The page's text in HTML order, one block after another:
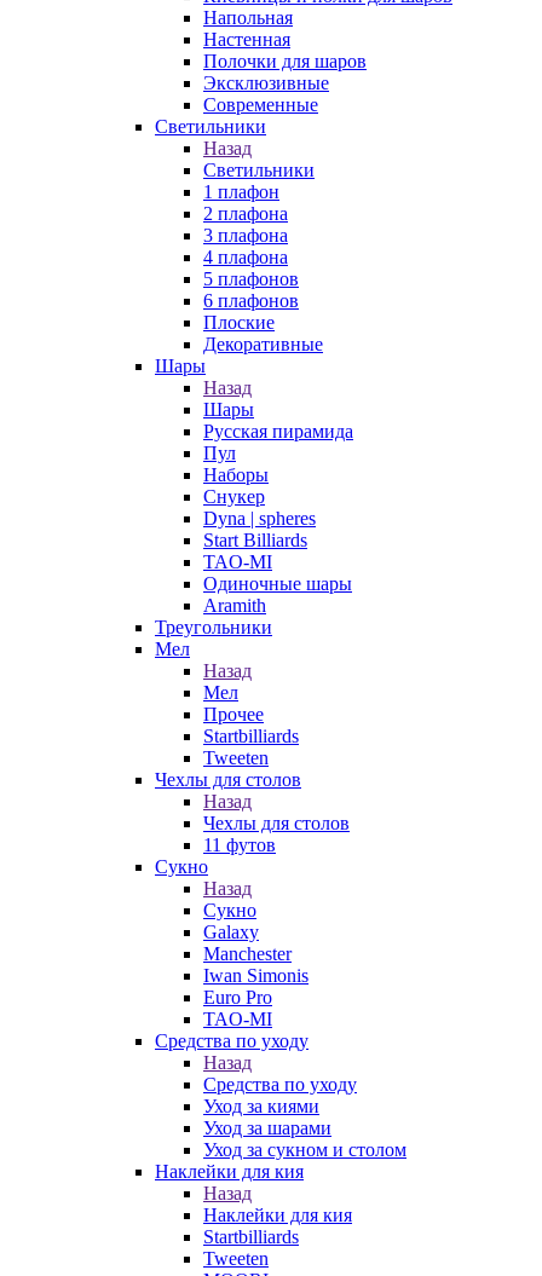
Напольная
Настенная
Полочки для шаров
Эксклюзивные
Современные
Светильники
Назад
Светильники
1 плафон
2 плафона
3 плафона
4 плафона
5 плафонов
6 плафонов
Плоские
Декоративные
Шары
Назад
Шары
Русская пирамида
Пул
Наборы
Снукер
Dyna | spheres
Start Billiards
TAO-MI
Одиночные шары
Aramith
Треугольники
Мел
Назад
Мел
Прочее
Startbilliards
Tweeten
Чехлы для столов
Назад
Чехлы для столов
11 футов
Сукно
Назад
Сукно
Galaxy
Manchester
Iwan Simonis
Euro Pro
TAO-MI
Средства по уходу
Назад
Средства по уходу
Уход за киями
Уход за шарами
Уход за сукном и столом
Наклейки для кия
Назад
Наклейки для кия
Startbilliards
Tweeten